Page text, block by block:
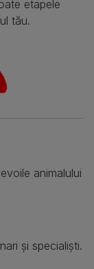
etapele
tău.
animalului
și specialiști.